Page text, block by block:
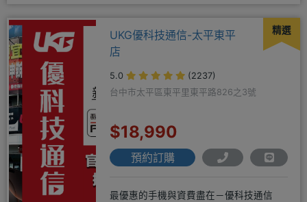
精選
UKG優科技通信-太平東平
店
5.0
(2237)
台中市太平區東平里東平路826之3號
$18,990
預約訂購
最優惠的手機與資費盡在－優科技通信